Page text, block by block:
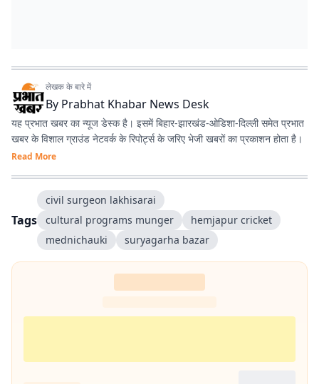
लेखक के बारे में
By Prabhat Khabar News Desk
यह प्रभात खबर का न्यूज डेस्क है। इसमें बिहार-झारखंड-ओडिशा-दिल्‍ली समेत प्रभात
खबर के विशाल ग्राउंड नेटवर्क के रिपोर्ट्स के जरिए भेजी खबरों का प्रकाशन होता है।
Read More
Tags
civil surgeon lakhisarai
cultural programs munger
hemjapur cricket
mednichauki
suryagarha bazar